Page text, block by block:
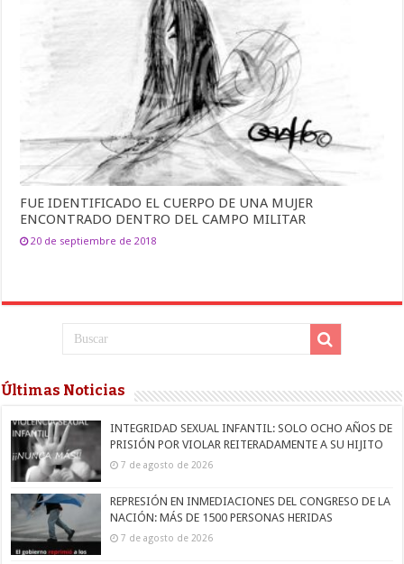
FUE IDENTIFICADO EL CUERPO DE UNA MUJER
ENCONTRADO DENTRO DEL CAMPO MILITAR
20 de septiembre de 2018
Últimas Noticias
INTEGRIDAD SEXUAL INFANTIL: SOLO OCHO AÑOS DE
PRISIÓN POR VIOLAR REITERADAMENTE A SU HIJITO
7 de agosto de 2026
REPRESIÓN EN INMEDIACIONES DEL CONGRESO DE LA
NACIÓN: MÁS DE 1500 PERSONAS HERIDAS
7 de agosto de 2026